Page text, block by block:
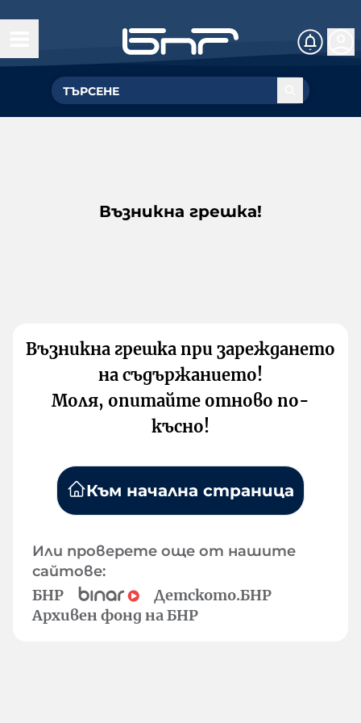
Възникна грешка!
Възникна грешка при зареждането
на съдържанието!
Моля, опитайте отново по-
късно!
Към начална страница
Или проверете още от нашите
сайтове:
БНР
Детското.БНР
Архивен фонд на БНР